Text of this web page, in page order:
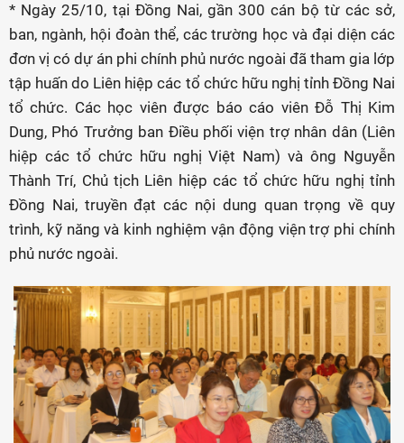
* Ngày 25/10, tại Đồng Nai, gần 300 cán bộ từ các sở,
ban, ngành, hội đoàn thể, các trường học và đại diện các
đơn vị có dự án phi chính phủ nước ngoài đã tham gia lớp
tập huấn do Liên hiệp các tổ chức hữu nghị tỉnh Đồng Nai
tổ chức. Các học viên được báo cáo viên Đỗ Thị Kim
Dung, Phó Trưởng ban Điều phối viện trợ nhân dân (Liên
hiệp các tổ chức hữu nghị Việt Nam) và ông Nguyễn
Thành Trí, Chủ tịch Liên hiệp các tổ chức hữu nghị tỉnh
Đồng Nai, truyền đạt các nội dung quan trọng về quy
trình, kỹ năng và kinh nghiệm vận động viện trợ phi chính
phủ nước ngoài.